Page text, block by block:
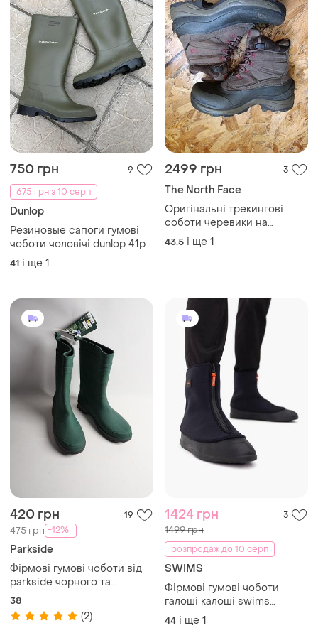
750 грн
9
675 грн з 10 серп
Dunlop
Резиновые сапоги гумові
чоботи чоловічі dunlop 41p
41 і ще 1
2499 грн 3
The North Face
Оригінальні трекингові
соботи черевики на
мембрані thr nirth face
waterproof
43.5 і ще 1
420 грн 19
475 грн -12%
Parkside
Фірмові гумові чоботи від
parkside чорного та
зеленого кольору 38 розмір
38
(2)
1424 грн 3
1499 грн
розпродаж до 10 серп
SWIMS
Фірмові гумові чоботи
галоші калоші swims
mobster overboot
44 і ще 1